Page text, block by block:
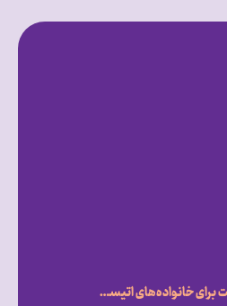
نیاز فوری به پناهگاه امن موقت برای خانواده‌های اتیسم در بحران‌ها